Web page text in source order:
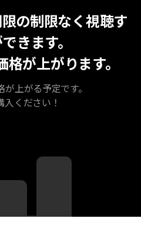
の制限なく視聴す
きます。
格が上がります。
上がる予定です。
入ください！